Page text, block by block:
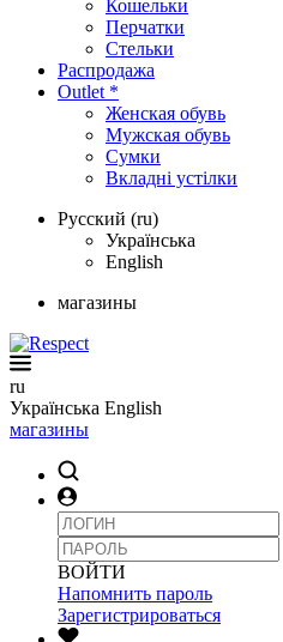
Кошельки
Перчатки
Стельки
Распродажа
Outlet *
Женская обувь
Мужская обувь
Сумки
Вкладні устілки
Русский (ru)
Українська
English
магазины
ru
Українська English
магазины
ВОЙТИ
Напомнить пароль
Зарегистрироваться